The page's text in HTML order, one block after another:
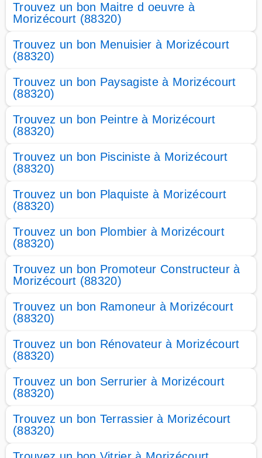
Trouvez un bon Maitre d oeuvre à
Morizécourt (88320)
Trouvez un bon Menuisier à Morizécourt
(88320)
Trouvez un bon Paysagiste à Morizécourt
(88320)
Trouvez un bon Peintre à Morizécourt
(88320)
Trouvez un bon Pisciniste à Morizécourt
(88320)
Trouvez un bon Plaquiste à Morizécourt
(88320)
Trouvez un bon Plombier à Morizécourt
(88320)
Trouvez un bon Promoteur Constructeur à
Morizécourt (88320)
Trouvez un bon Ramoneur à Morizécourt
(88320)
Trouvez un bon Rénovateur à Morizécourt
(88320)
Trouvez un bon Serrurier à Morizécourt
(88320)
Trouvez un bon Terrassier à Morizécourt
(88320)